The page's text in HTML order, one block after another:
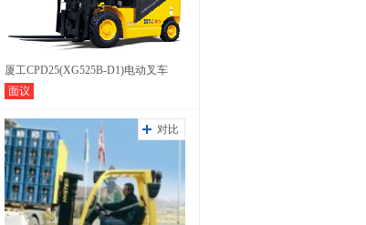
厦工CPD25(XG525B-D1)电动叉车
面议
对比